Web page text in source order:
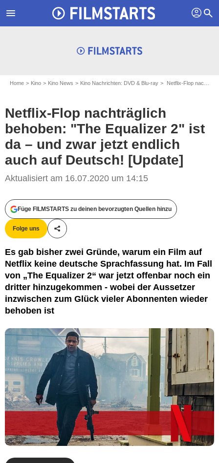
menu profil search
Home Kino Kino News Kino Nachrichten: DVD & Blu-ray Netflix-Flop nachträglich behoben: "The Equalizer 2" ist da – und zwar jetzt endlich auch auf Deutsch! [Update]
Netflix-Flop nachträglich
behoben: "The Equalizer 2" ist
da – und zwar jetzt endlich
auch auf Deutsch! [Update]
Aktualisiert am 16.07.2020 um 14:15
Füge FILMSTARTS zu deinen bevorzugten Quellen hinzu
Folge uns
Teile diesen Artikel
Es gab bisher zwei Gründe, warum ein Film auf
Netflix keine deutsche Sprachfassung hat. Im Fall
von „The Equalizer 2“ war jetzt offenbar noch ein
dritter hinzugekommen - wobei der Aussetzer
inzwischen zum Glück vieler Abonnenten wieder
behoben ist